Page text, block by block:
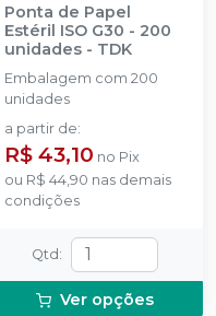
Ponta de Papel
Estéril ISO G30 - 200
unidades - TDK
Embalagem com 200
unidades
a partir de:
R$ 43,10 no Pix
ou R$ 44,90 nas demais
condições
Qtd :
Ver opções